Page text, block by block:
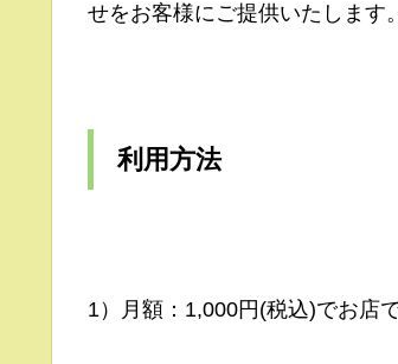
せをお客様にご提供いたします
利用方法
1）月額：1,000円(税込)でお店